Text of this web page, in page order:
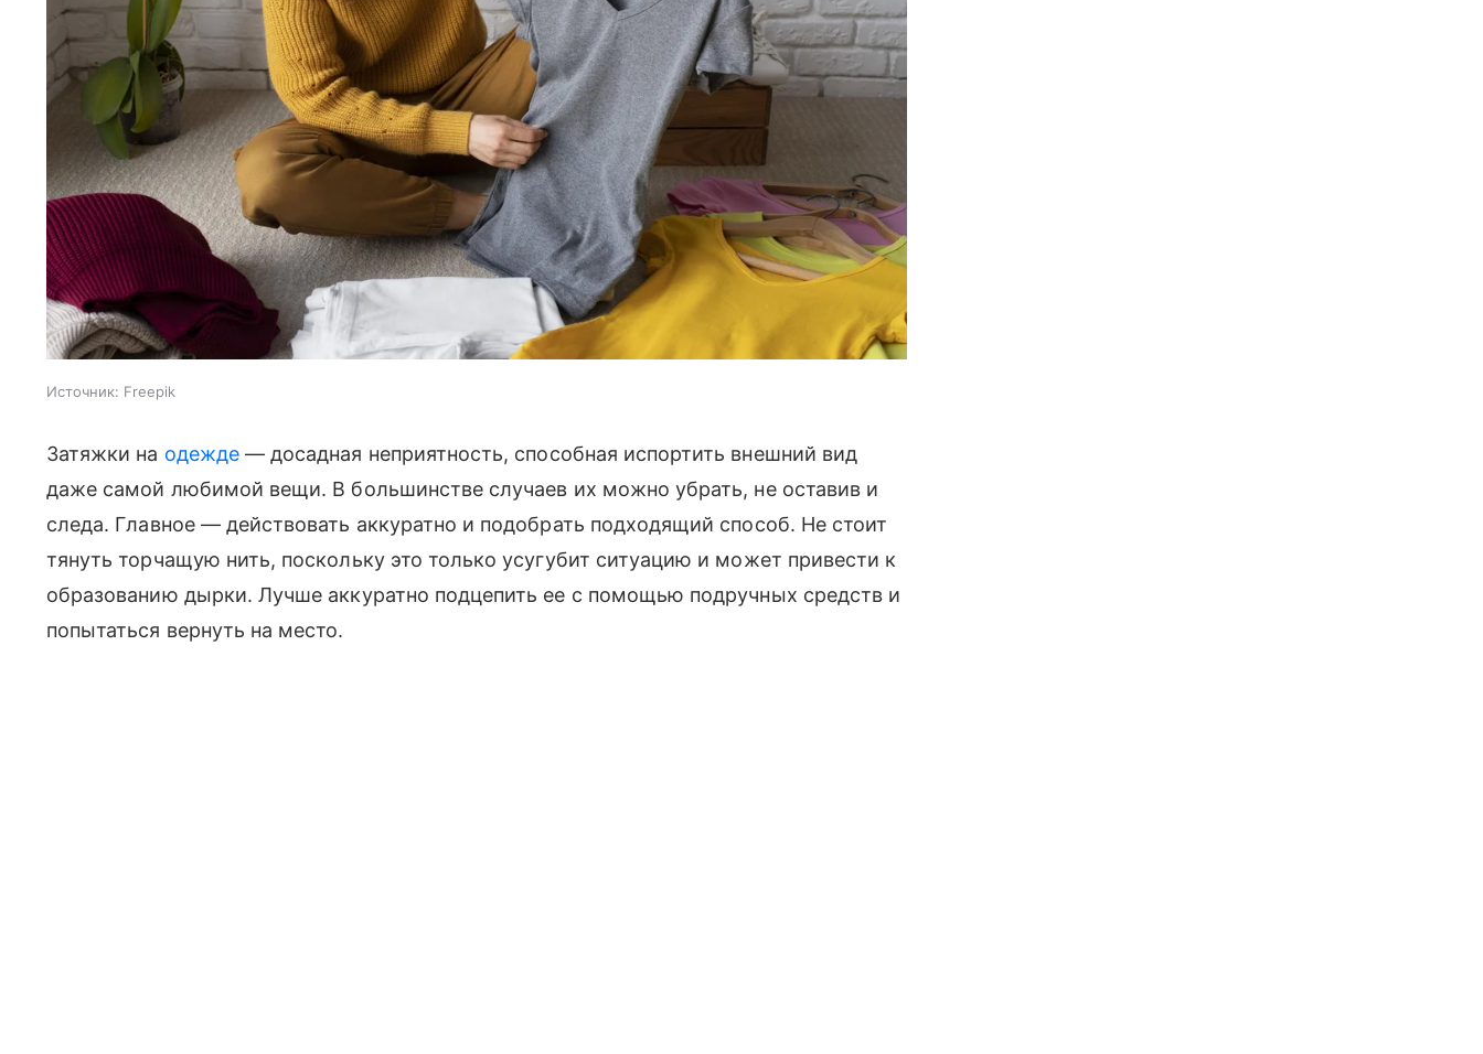
Источник: Freepik
Затяжки на одежде— досадная неприятность, способная испортить внешний вид
даже самой любимой вещи. В большинстве случаев их можно убрать, не оставив и
следа. Главное — действовать аккуратно и подобрать подходящий способ. Не стоит
тянуть торчащую нить, поскольку это только усугубит ситуацию и может привести к
образованию дырки. Лучше аккуратно подцепить ее с помощью подручных средств и
попытаться вернуть на место.